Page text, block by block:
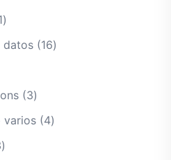
1
producto
datos 1616
33
productos
varios 44
3